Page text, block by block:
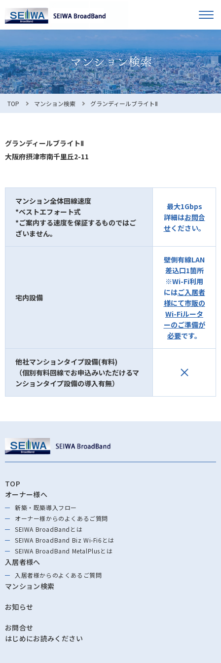
オーナー様へ
入居者様へ
お知らせ
利用規約
お問合せ マンション検索
TOP マンション検索 グランディールブライトⅡ
グランディールブライトⅡ
大阪府摂津市南千里丘2-11
マンション全体回線速度
*ベストエフォート式
*ご案内する速度を保証するものではご
ざいません。
最大1Gbps
詳細はお問合
せください。
宅内設備
壁側有線LAN
差込口1箇所
※Wi-Fi利用
にはご入居者
様にて市販の
Wi-Fiルータ
ーのご準備が
必要です。
他社マンションタイプ設備(有料)
（個別有料回線でお申込みいただけるマ
ンションタイプ設備の導入有無）
TOP
オーナー様へ
新築・既築導⼊フロー
オーナー様からのよくあるご質問
SEIWA BroadBandとは
SEIWA BroadBand Biz Wi-Fi6とは
SEIWA BroadBand MetalPlusとは
入居者様へ
入居者様からのよくあるご質問
マンション検索
お知らせ
お問合せ
はじめにお読みください